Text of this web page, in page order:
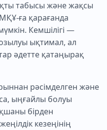
табысы және жақсы
ға қарағанда
Кемшілігі —
ықтимал, ал
әдетте қатаңырақ
рәсімделген және
ыңғайлы болуы
бірден
кезеңінің